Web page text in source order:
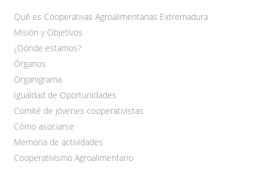
Qué es Cooperativas Agroalimentarias Extremadura
Misión y Objetivos
¿Dónde estamos?
Órganos
Organigrama
Igualdad de Oportunidades
Comité de jóvenes cooperativistas
Cómo asociarse
Memoria de actividades
Cooperativismo Agroalimentario